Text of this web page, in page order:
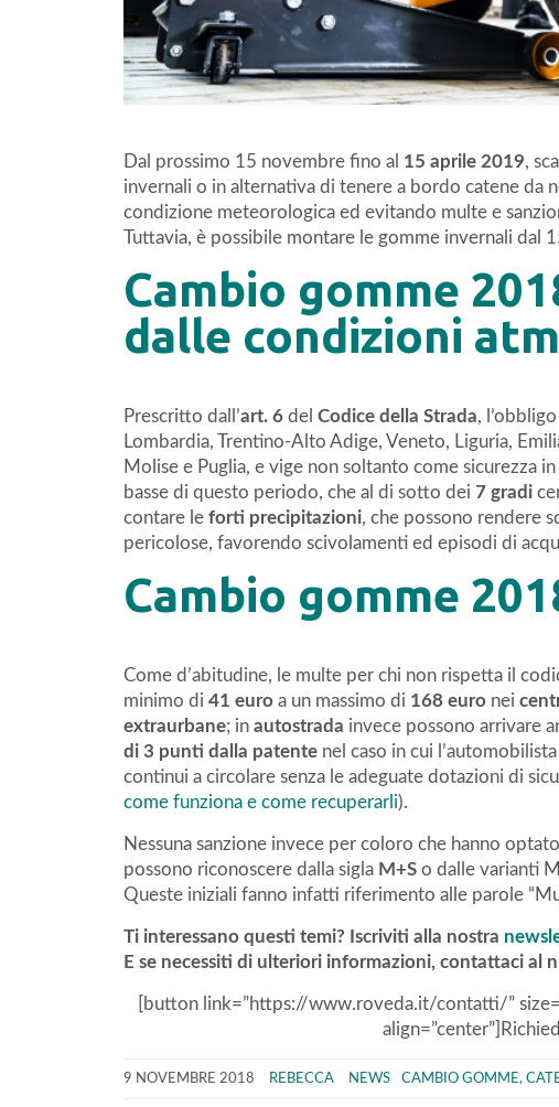
Dal prossimo 15 novembre fino al 15 aprile 2019,
invernali o in alternativa di tenere a bordo catene da
condizione meteorologica ed evitando multe e
Tuttavia, è possibile montare le gomme invernali dal
Cambio gomme
dalle condizioni
Prescritto dall’art. 6 del Codice della Strada,
Lombardia, Trentino-Alto Adige, Veneto, Liguria,
Molise e Puglia, e vige non soltanto come sicurezza in
basse di questo periodo, che al di sotto dei 7 gradi
contare le forti precipitazioni, che possono rendere
pericolose, favorendo scivolamenti ed episodi di
Cambio gomme
Come d’abitudine, le multe per chi non rispetta il
minimo di 41 euro a un massimo di 168 euro nei
extraurbane; in autostrada invece possono arrivare
di 3 punti dalla patente nel caso in cui
continui a circolare senza le adeguate dotazioni di
come funziona e come recuperarli).
Nessuna sanzione invece per coloro che hanno
possono riconoscere dalla sigla M+S o dalle varianti
Queste iniziali fanno infatti riferimento alle parole
Ti interessano questi temi? Iscriviti alla nostra
E se necessiti di ulteriori informazioni, contattaci al
[button link=”https://www.roveda.it/contatti/”
9 NOVEMBRE 2018 REBECCA NEWS CAMBIO GOMME ,